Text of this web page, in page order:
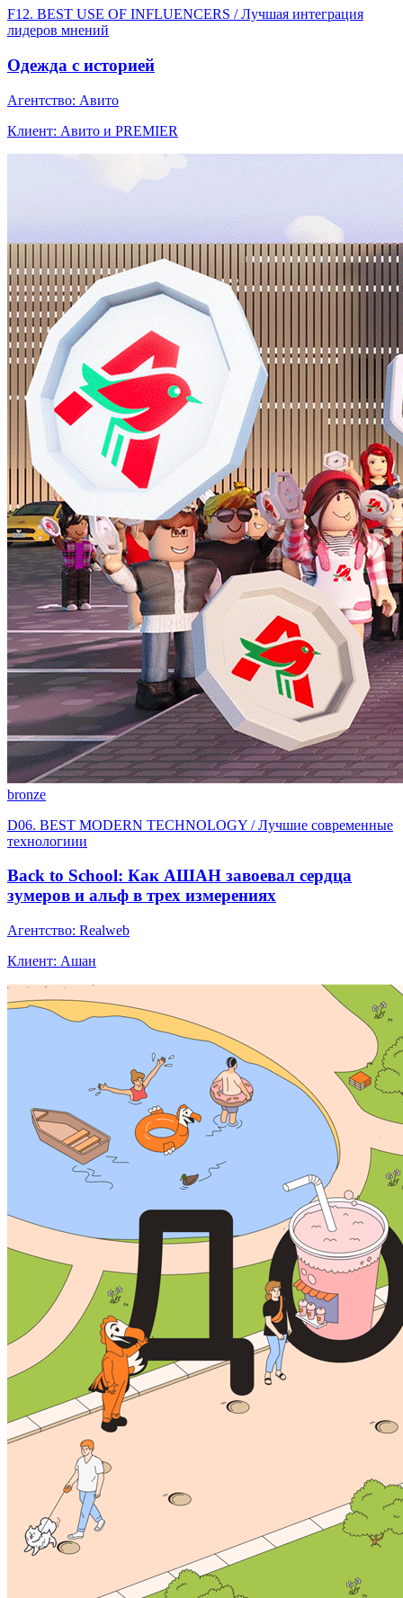
F12. BEST USE OF INFLUENCERS / Лучшая интеграция
лидеров мнений
Одежда с историей
Агентство: Авито
Клиент: Авито и PREMIER
bronze
D06. BEST MODERN TECHNOLOGY / Лучшие современные
технологиии
Back to School: Как АШАН завоевал сердца
зумеров и альф в трех измерениях
Агентство: Realweb
Клиент: Ашан